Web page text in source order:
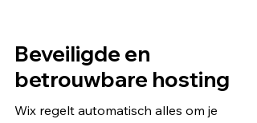
Beveiligde en
betrouwbare hosting
Wix regelt automatisch alles om je